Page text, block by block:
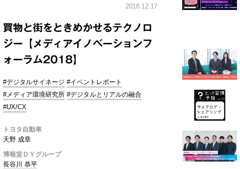
2018.12.17
買物と街をときめかせるテクノロ
ジー【メディアイノベーションフ
ォーラム2018】
#デジタルサイネージ #イベントレポート
#メディア環境研究所 #デジタルとリアルの融合
#UX/CX
トヨタ自動車
天野 成章
博報堂ＤＹグループ
長谷川 恭平